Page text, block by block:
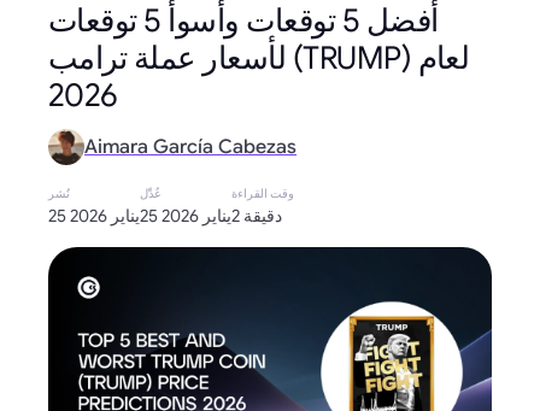
أفضل 5 توقعات وأسوأ 5 توقعات
لأسعار عملة ترامب (TRUMP) لعام
2026
Aimara García Cabezas
نُشر
25 يناير 2026
عُدِّل
25 يناير 2026
وقت القراءة
2 دقيقة